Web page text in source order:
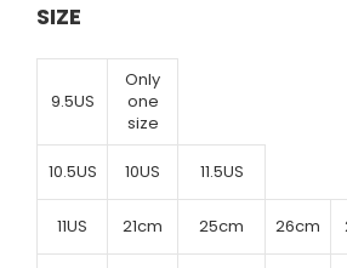
SIZE
9.5US
Only
one
size
10.5US 10US 11.5US
11US 21cm 25cm 26cm